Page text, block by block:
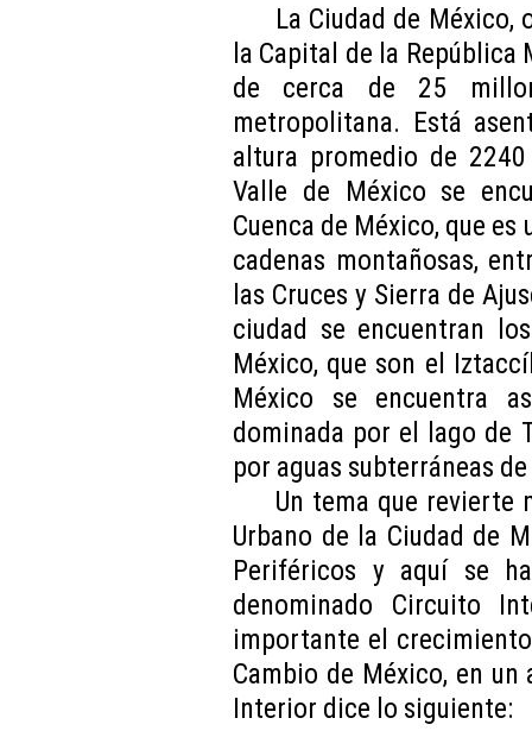
La Ciudad de México,
la Capital de la República
de cerca de 25
metropolitana. Está
altura promedio de
Valle de México se
Cuenca de México, que
cadenas montañosas,
las Cruces y Sierra de
ciudad se encuentran
México, que son el
México se encuentra
dominada por el lago de
por aguas subterráneas
Un tema que revierte
Urbano de la Ciudad de
Periféricos y aquí se
denominado Circuito
importante el
Cambio de México, en
Interior dice lo siguiente: